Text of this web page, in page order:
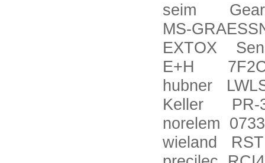
seim Gear
MS-
EXTOX
E+H
hubner
Keller PR-
norelem
wieland